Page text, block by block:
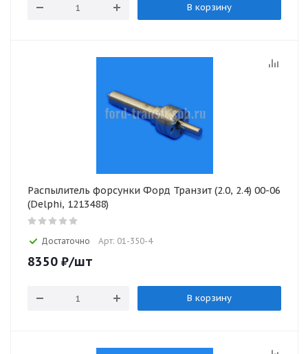
В корзину
Распылитель форсунки Форд Транзит (2.0, 2.4) 00-06
(Delphi, 1213488)
Достаточно Арт: 01-350-4
8350 ₽/шт
В корзину